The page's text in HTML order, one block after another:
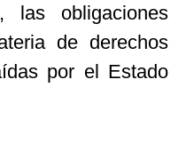
las obligaciones
de derechos
por el Estado